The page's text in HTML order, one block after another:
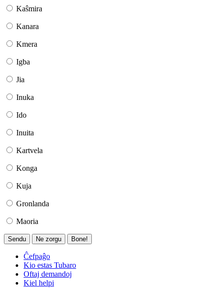
Kaŝmira
Kanara
Kmera
Igba
Jia
Inuka
Ido
Inuita
Kartvela
Konga
Kuja
Gronlanda
Maoria
Sendu Ne zorgu Bone!
Ĉefpaĝo
Kio estas Tubaro
Oftaj demandoj
Kiel helpi